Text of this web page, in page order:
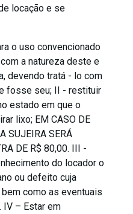
locação e se
o uso convencionado
a natureza deste e
devendo tratá - lo com
fosse seu; II - restituir
estado em que o
lixo; EM CASO DE
SUJEIRA SERÁ
DE R$ 80,00. III -
do locador o
ou defeito cuja
como as eventuais
– Estar em